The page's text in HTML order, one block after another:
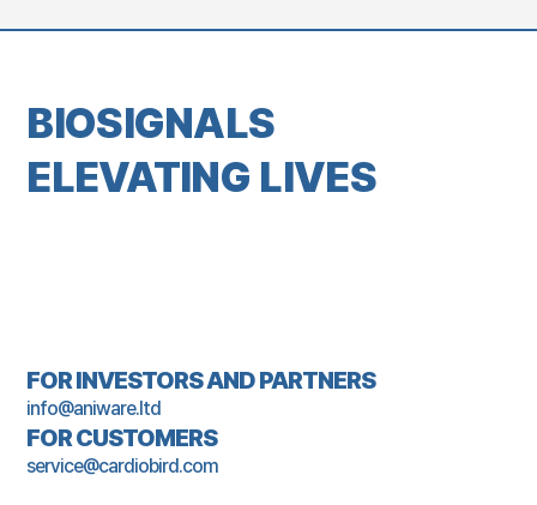
BIOSIGNALS
ELEVATING LIVES
FOR INVESTORS AND PARTNERS
info@aniware.ltd
FOR CUSTOMERS
service@cardiobird.com